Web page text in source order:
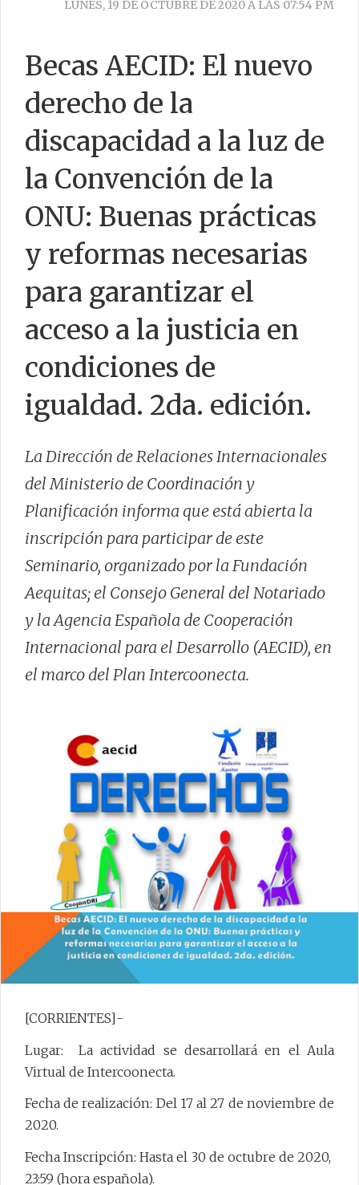
CONTACTO
LUNES, 19 DE OCTUBRE DE 2020 A LAS 07:54 PM
Becas AECID: El nuevo
derecho de la
discapacidad a la luz de
la Convención de la
ONU: Buenas prácticas
y reformas necesarias
para garantizar el
acceso a la justicia en
condiciones de
igualdad. 2da. edición.
La Dirección de Relaciones Internacionales
del Ministerio de Coordinación y
Planificación informa que está abierta la
inscripción para participar de este
Seminario, organizado por la Fundación
Aequitas; el Consejo General del Notariado
y la Agencia Española de Cooperación
Internacional para el Desarrollo (AECID), en
el marco del Plan Intercoonecta.
[CORRIENTES]-
Lugar: La actividad se desarrollará en el Aula
Virtual de Intercoonecta.
Fecha de realización: Del 17 al 27 de noviembre de
2020.
Fecha Inscripción: Hasta el 30 de octubre de 2020,
23:59 (hora española).